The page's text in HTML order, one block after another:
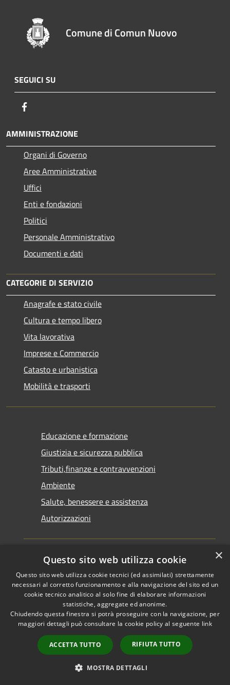
Comune di Comun Nuovo
SEGUICI SU
AMMINISTRAZIONE
Organi di Governo
Aree Amministrative
Uffici
Enti e fondazioni
Politici
Personale Amministrativo
Documenti e dati
CATEGORIE DI SERVIZIO
Anagrafe e stato civile
Cultura e tempo libero
Vita lavorativa
Imprese e Commercio
Catasto e urbanistica
Mobilità e trasporti
Educazione e formazione
Giustizia e sicurezza pubblica
Tributi,finanze e contravvenzioni
Ambiente
Salute, benessere e assistenza
Autorizzazioni
Notizie
Comunicati
Avvisi
VIVERE IL COMUNE
×
Questo sito web utilizza cookie
Questo sito web utilizza cookie tecnici (ed assimilati) strettamente
necessari al corretto funzionamento e alla navigazione del sito ed un
cookie tecnico analitico al solo fine di elaborare informazioni
statistiche, aggregate ed anonime.
Chiudendo questa finestra si potrà proseguire con la navigazione, per
maggiori dettagli può consultare la cookie policy al seguente link
ACCETTA TUTTO RIFIUTA TUTTO
MOSTRA DETTAGLI